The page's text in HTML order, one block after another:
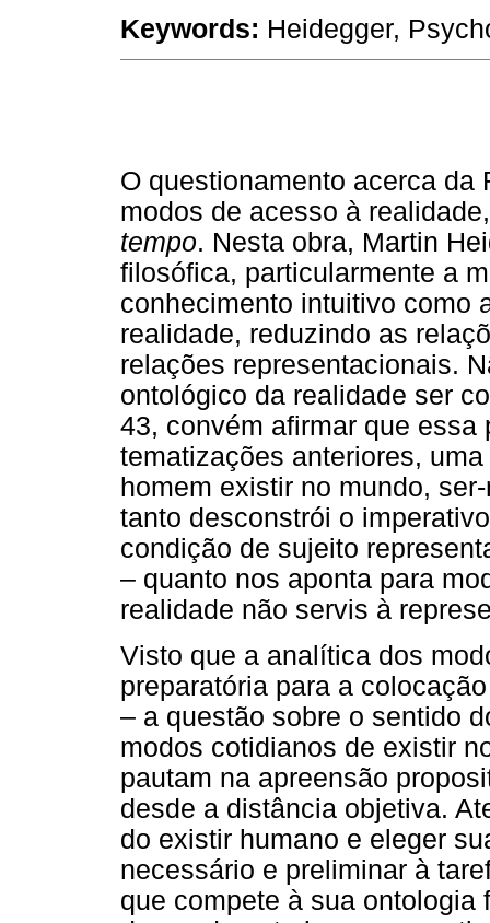
Keywords: Heidegger,
O questionamento acerca da
modos de acesso à
tempo. Nesta obra, Martin
filosófica, particularmente a
conhecimento intuitivo como
realidade, reduzindo as
relações representacionais.
ontológico da realidade ser
43, convém afirmar que essa
tematizações anteriores,
homem existir no mundo,
tanto desconstrói o
condição de sujeito
– quanto nos aponta para
realidade não servis à
Visto que a analítica dos
preparatória para a
– a questão sobre o sentido
modos cotidianos de existir
pautam na apreensão
desde a distância objetiva.
do existir humano e eleger
necessário e preliminar à
que compete à sua ontologia